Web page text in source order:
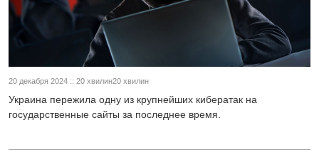
20 декабря 2024 :: 20 хвилин20 хвилин
Украина пережила одну из крупнейших кибератак на
государственные сайты за последнее время.